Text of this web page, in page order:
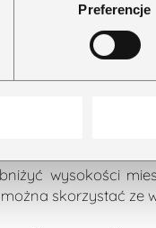
Preferencje
wysokości
skorzystać ze